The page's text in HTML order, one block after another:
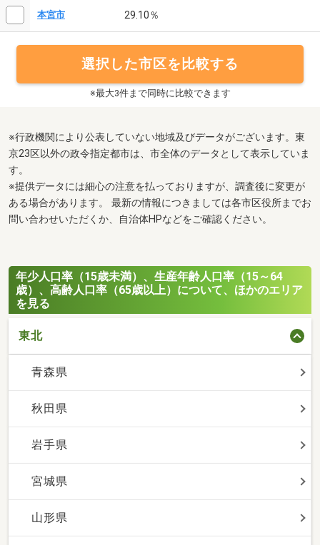
本宮市 29.10％
選択した市区を比較する
※最大3件まで同時に比較できます
※行政機関により公表していない地域及びデータがございます。東
京23区以外の政令指定都市は、市全体のデータとして表示していま
す。
※提供データには細心の注意を払っておりますが、調査後に変更が
ある場合があります。 最新の情報につきましては各市区役所までお
問い合わせいただくか、自治体HPなどをご確認ください。
年少人口率（15歳未満）、生産年齢人口率（15～64
歳）、高齢人口率（65歳以上）について、ほかのエリア
を見る
東北
青森県
秋田県
岩手県
宮城県
山形県